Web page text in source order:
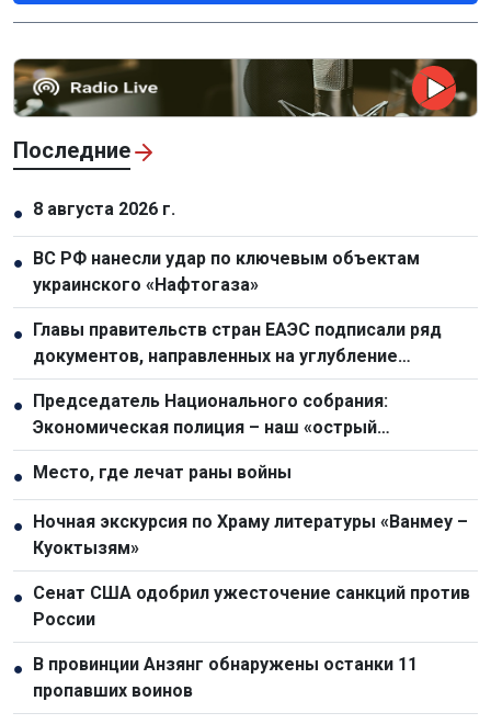
Последние
● 8 августа 2026 г.
● ВС РФ нанесли удар по ключевым объектам
украинского «Нафтогаза»
● Главы правительств стран ЕАЭС подписали ряд
документов, направленных на углубление
интеграции
● Председатель Национального собрания:
Экономическая полиция – наш «острый
драгоценный меч» в борьбе с преступностью
● Место, где лечат раны войны
● Ночная экскурсия по Храму литературы «Ванмеу –
Куоктызям»
● Сенат США одобрил ужесточение санкций против
России
● В провинции Анзянг обнаружены останки 11
пропавших воинов